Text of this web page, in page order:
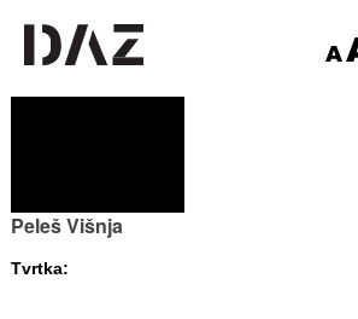
Peleš Višnja
Tvrtka: